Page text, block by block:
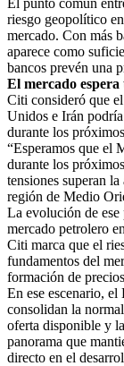
riesgo geopolítico
mercado. Con más
aparece como
bancos prevén una
El mercado
Citi consideró que
Unidos e Irán
durante los
“Esperamos que el
durante los
tensiones superan
región de Medio
La evolución de ese
mercado petrolero
Citi marca que el
fundamentos del
formación de
En ese escenario, el
consolidan la
oferta disponible y
panorama que
directo en el